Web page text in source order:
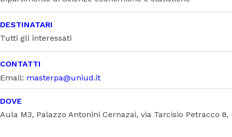
DESTINATARI
Tutti gli interessati
CONTATTI
Email: masterpa@uniud.it
DOVE
Aula M3, Palazzo Antonini Cernazai, via Tarcisio Petracco 8,